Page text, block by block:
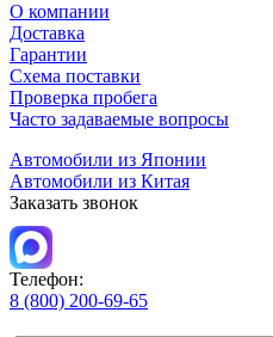
О компании
Доставка
Гарантии
Схема поставки
Проверка пробега
Часто задаваемые вопросы
Автомобили из Японии
Автомобили из Китая
Заказать звонок
Телефон:
8 (800) 200-69-65